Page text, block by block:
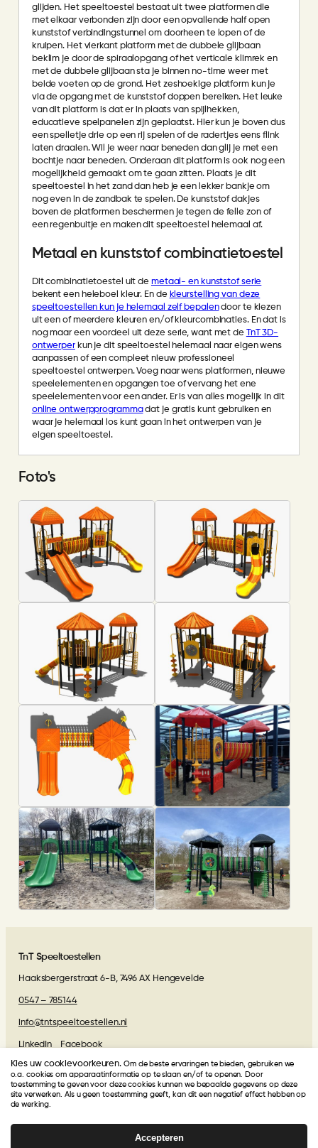
glijden. Het speeltoestel bestaat uit twee platformen die
met elkaar verbonden zijn door een opvallende half open
kunststof verbindingstunnel om doorheen te lopen of de
kruipen. Het vierkant platform met de dubbele glijbaan
beklim je door de spiraalopgang of het verticale klimrek en
met de dubbele glijbaan sta je binnen no-time weer met
beide voeten op de grond. Het zeshoekige platform kun je
via de opgang met de kunststof doppen bereiken. Het leuke
van dit platform is dat er in plaats van spijlhekken,
educatieve spelpanelen zijn geplaatst. Hier kun je boven dus
een spelletje drie op een rij spelen of de radertjes eens flink
laten draaien. Wil je weer naar beneden dan glij je met een
bochtje naar beneden. Onderaan dit platform is ook nog een
mogelijkheid gemaakt om te gaan zitten. Plaats je dit
speeltoestel in het zand dan heb je een lekker bankje om
nog even in de zandbak te spelen. De kunststof dakjes
boven de platformen beschermen je tegen de felle zon of
een regenbuitje en maken dit speeltoestel helemaal af.
Metaal en kunststof combinatietoestel
Dit combinatietoestel uit de metaal- en kunststof serie
bekent een heleboel kleur. En de kleurstelling van deze
speeltoestellen kun je helemaal zelf bepalendoor te kiezen
uit een of meerdere kleuren en/of kleurcombinaties. En dat is
nog maar een voordeel uit deze serie, want met de
TnT 3D-
ontwerperkun je dit speeltoestel helemaal naar eigen wens
aanpassen of een compleet nieuw professioneel
speeltoestel ontwerpen. Voeg naar wens platformen, nieuwe
speelelementen en opgangen toe of vervang het ene
speelelementen voor een ander. Er is van alles mogelijk in dit
online ontwerpprogrammadat je gratis kunt gebruiken en
waar je helemaal los kunt gaan in het ontwerpen van je
eigen speeltoestel.
Foto's
TnT Speeltoestellen
Haaksbergerstraat 6-B, 7496 AX Hengevelde
0547 – 785144
info@tntspeeltoestellen.nl
LinkedIn Facebook
Algemene voorwaarden
Beoordelingen van onze klanten
krijgt van onze klanten een
Kies uw cookievoorkeuren. Om de beste ervaringen te bieden, gebruiken we
o.a. cookies om apparaatinformatie op te slaan en/of te openen. Door
toestemming te geven voor deze cookies kunnen we bepaalde gegevens op deze
site verwerken. Als u geen toestemming geeft, kan dit een negatief effect hebben op
de werking.
Accepteren